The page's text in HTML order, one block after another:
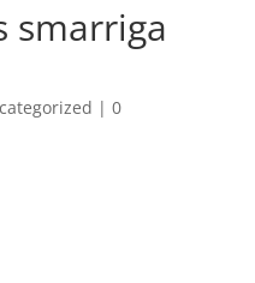
smarriga
| 0